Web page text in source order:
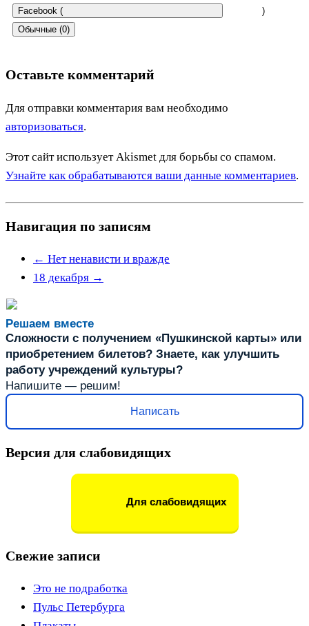
Facebook (
)
Обычные (0)
Оставьте комментарий
Для отправки комментария вам необходимо
авторизоваться.
Этот сайт использует Akismet для борьбы со спамом.
Узнайте как обрабатываются ваши данные комментариев.
Навигация по записям
← Нет ненависти и вражде
18 декабря →
Решаем вместе
Сложности с получением «Пушкинской карты» или
приобретением билетов? Знаете, как улучшить
работу учреждений культуры?
Напишите — решим!
Написать
Версия для слабовидящих
Для слабовидящих
Свежие записи
Это не подработка
Пульс Петербурга